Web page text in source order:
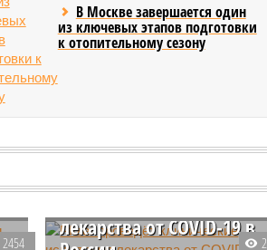
В Москве завершается один
из ключевых этапов подготовки
к отопительному сезону
2454
Pfizer проведёт
лекарства от COVID-19 в